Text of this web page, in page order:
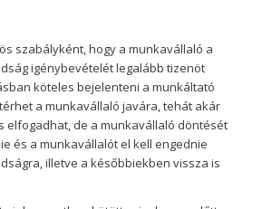
szabályként, hogy a munkavállaló a
igénybevételét legalább tizenöt
köteles bejelenteni a munkáltató
a munkavállaló javára, tehát akár
elfogadhat, de a munkavállaló döntését
és a munkavállalót el kell engednie
illetve a későbbiekben vissza is